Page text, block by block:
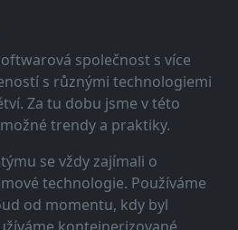
společnost s více
s různými technologiemi
Za tu dobu jsme v této
trendy a praktiky.
se vždy zajímali o
technologie. Používáme
od momentu, kdy byl